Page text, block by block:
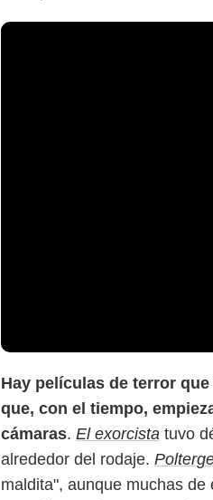
Hay películas de terror
que, con el tiempo,
cámaras. El exorcista tuvo
alrededor del rodaje.
maldita", aunque muchas